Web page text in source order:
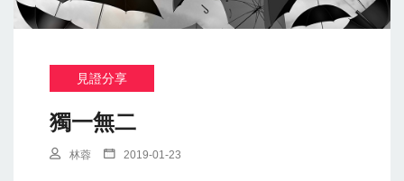
見證分享
獨一無二
林蓉 2019-01-23